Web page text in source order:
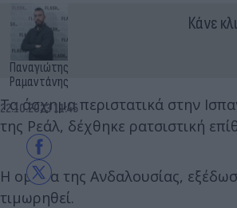
Παναγιώτης
Ραμαντάνης
22.10.2023 11:45
Κάνε
Τα άσχημα περιστατικά στην
της Ρεάλ, δέχθηκε ρατσιστική
Η ομάδα της Ανδαλουσίας,
τιμωρηθεί.